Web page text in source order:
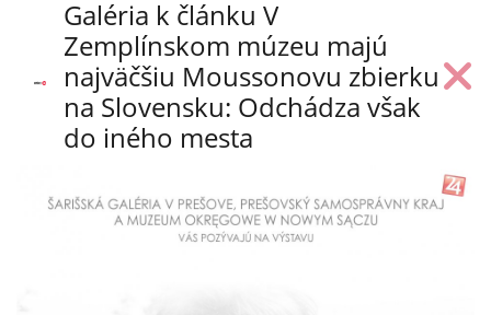
Galéria k článku V
Zemplínskom múzeu majú
najväčšiu Moussonovu zbierku
na Slovensku: Odchádza však
do iného mesta